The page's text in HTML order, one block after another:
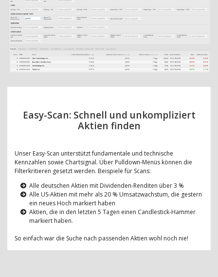
Easy-Scan: Schnell und unkompliziert
Aktien finden
Unser Easy-Scan unterstützt fundamentale und technische
Kennzahlen sowie Chartsignal. Über Pulldown-Menüs können die
Filterkritieren gesetzt werden. Beispiele für Scans:
Alle deutschen Aktien mit Dividenden-Renditen über 3 %
Alle US-Aktien mit mehr als 20 % Umsatzwachstum, die gestern
ein neues Hoch markiert haben
Aktien, die in den letzten 5 Tagen einen Candlestick-Hammer
markiert haben.
So einfach war die Suche nach passenden Aktien wohl noch nie!